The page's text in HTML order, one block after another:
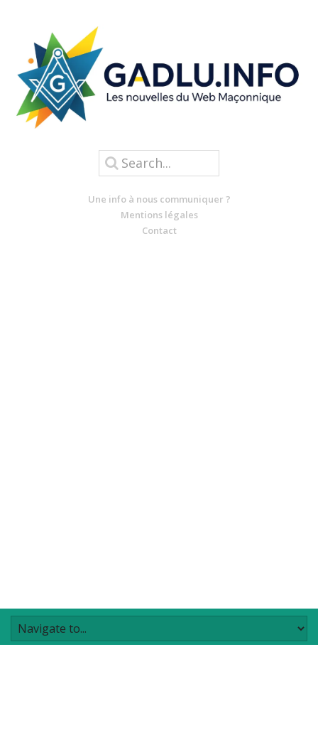
Une info à nous communiquer ?
Mentions légales
Contact